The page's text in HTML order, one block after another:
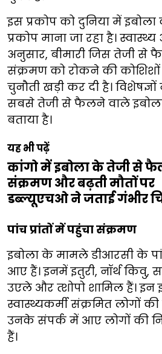
इस प्रकोप को दुनिया में
प्रकोप माना जा रहा है।
अनुसार, बीमारी जिस तेजी से
संक्रमण को रोकने की
चुनौती खड़ी कर दी है।
सबसे तेजी से फैलने वाले
बताया है।
यह भी पढ़ें
कांगो में इबोला के तेजी से
संक्रमण और बढ़ती मौतों पर
डब्ल्यूएचओ ने जताई गंभीर
पांच प्रांतों में पहुंचा संक्रमण
इबोला के मामले डीआरसी के
आए हैं। इनमें इतुरी, नॉर्थ किवु,
उएले और त्शोपो शामिल हैं। इन
स्वास्थ्यकर्मी संक्रमित लोगों
उनके संपर्क में आए लोगों की
हैं।